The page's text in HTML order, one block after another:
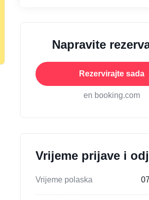
Napravite
Rezervirajte sada
en booking.com
Vrijeme prijave i
Vrijeme polaska